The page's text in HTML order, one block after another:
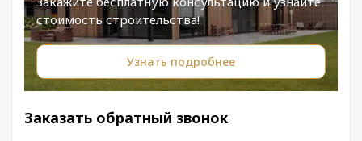
стоимость строительства!
Узнать подробнее
Заказать обратный звонок